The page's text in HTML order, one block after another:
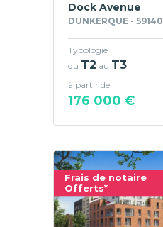
Dock Avenue
DUNKERQUE - 59140
Typologie
du T2 au T3
à partir de
176 000 €
Frais de notaire
Offerts*